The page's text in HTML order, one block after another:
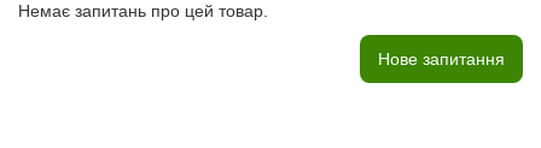
Немає запитань про цей товар.
Нове запитання